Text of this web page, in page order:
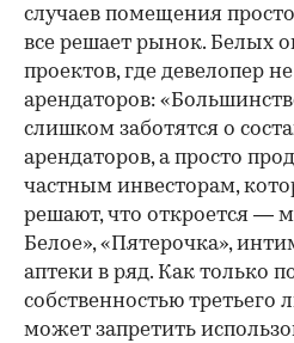
случаев помещения
все решает рынок. Белых
проектов, где девелопер
арендаторов:
слишком заботятся о
арендаторов, а просто
частным инвесторам,
решают, что откроется —
Белое», «Пятерочка»,
аптеки в ряд. Как только
собственностью третьего
может запретить